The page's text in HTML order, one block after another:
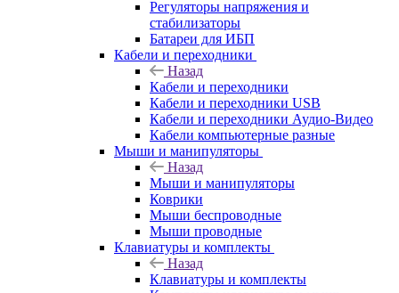
Регуляторы напряжения и
стабилизаторы
Батареи для ИБП
Кабели и переходники
Назад
Кабели и переходники
Кабели и переходники USB
Кабели и переходники Аудио-Видео
Кабели компьютерные разные
Мыши и манипуляторы
Назад
Мыши и манипуляторы
Коврики
Мыши беспроводные
Мыши проводные
Клавиатуры и комплекты
Назад
Клавиатуры и комплекты